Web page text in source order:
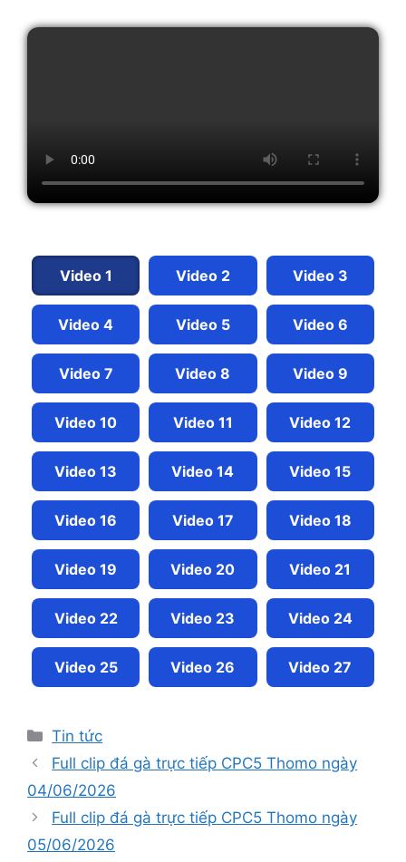
Video 1 Video 2 Video 3
Video 4 Video 5 Video 6
Video 7 Video 8 Video 9
Video 10 Video 11 Video 12
Video 13 Video 14 Video 15
Video 16 Video 17 Video 18
Video 19 Video 20 Video 21
Video 22 Video 23 Video 24
Video 25 Video 26 Video 27
Tin tức
Full clip đá gà trực tiếp CPC5 Thomo ngày
04/06/2026
Full clip đá gà trực tiếp CPC5 Thomo ngày
05/06/2026